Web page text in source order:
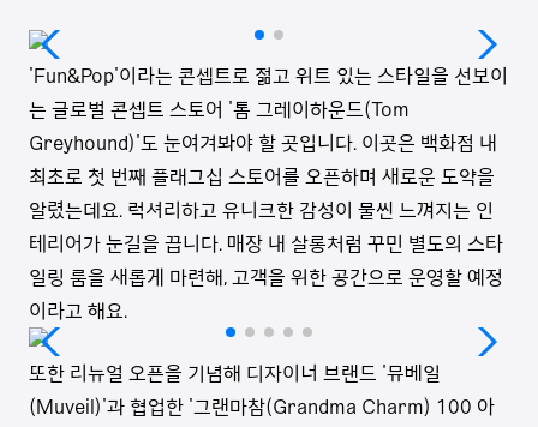
'Fun&Pop'이라는 콘셉트로 젊고 위트 있는 스타일을 선보이
는 글로벌 콘셉트 스토어 '톰 그레이하운드(Tom
Greyhound)'도 눈여겨봐야 할 곳입니다. 이곳은 백화점 내
최초로 첫 번째 플래그십 스토어를 오픈하며 새로운 도약을
알렸는데요. 럭셔리하고 유니크한 감성이 물씬 느껴지는 인
테리어가 눈길을 끕니다. 매장 내 살롱처럼 꾸민 별도의 스타
일링 룸을 새롭게 마련해, 고객을 위한 공간으로 운영할 예정
이라고 해요.
또한 리뉴얼 오픈을 기념해 디자이너 브랜드 '뮤베일
(Muveil)'과 협업한 '그랜마참(Grandma Charm) 100 아